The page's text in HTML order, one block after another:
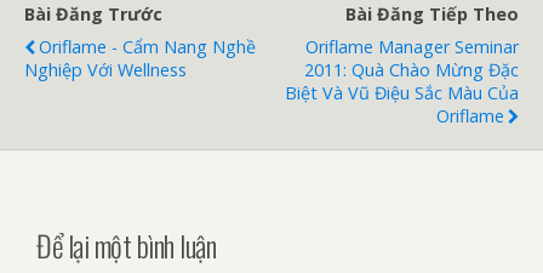
Bài Đăng Trước
Oriflame - Cẩm Nang Nghề
Nghiệp Với Wellness
Bài Đăng Tiếp Theo
Oriflame Manager Seminar
2011: Quà Chào Mừng Đặc
Biệt Và Vũ Điệu Sắc Màu Của
Oriflame
Để lại một bình luận